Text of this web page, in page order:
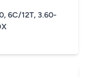
6C/12T, 3.60-